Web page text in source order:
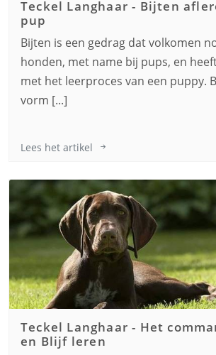
Teckel Langhaar - Bijten
pup
Bijten is een gedrag dat volkomen
honden, met name bij pups, en
met het leerproces van een puppy.
vorm [...]
Lees het artikel
Teckel Langhaar - Het
en Blijf leren